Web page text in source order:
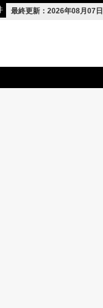
最終更新：2026年08月07日